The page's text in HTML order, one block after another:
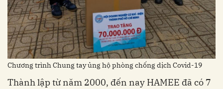
Chương trình Chung tay ủng hộ phòng chống dịch Covid-19
Thành lập từ năm 2000, đến nay HAMEE đã có 7